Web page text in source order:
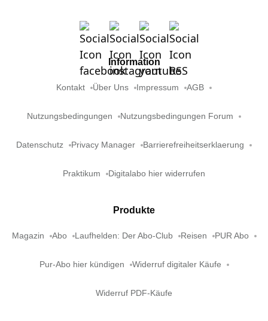
Information
Kontakt Über Uns Impressum AGB
Nutzungsbedingungen Nutzungsbedingungen Forum
Datenschutz Privacy Manager Barrierefreiheitserklaerung
Praktikum Digitalabo hier widerrufen
Produkte
Magazin Abo Laufhelden: Der Abo-Club Reisen PUR Abo
Pur-Abo hier kündigen Widerruf digitaler Käufe
Widerruf PDF-Käufe